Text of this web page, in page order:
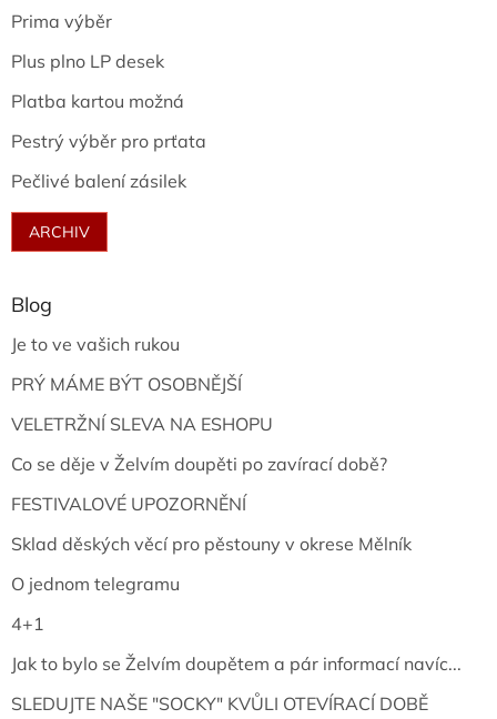
Prima výběr
Plus plno LP desek
Platba kartou možná
Pestrý výběr pro prťata
Pečlivé balení zásilek
ARCHIV
Blog
Je to ve vašich rukou
PRÝ MÁME BÝT OSOBNĚJŠÍ
VELETRŽNÍ SLEVA NA ESHOPU
Co se děje v Želvím doupěti po zavírací době?
FESTIVALOVÉ UPOZORNĚNÍ
Sklad děských věcí pro pěstouny v okrese Mělník
O jednom telegramu
4+1
Jak to bylo se Želvím doupětem a pár informací navíc...
SLEDUJTE NAŠE "SOCKY" KVŮLI OTEVÍRACÍ DOBĚ